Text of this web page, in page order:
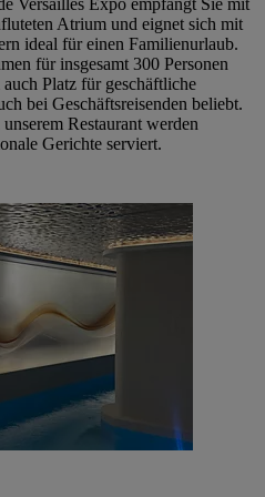
Atrium und eignet sich mit
ideal für einen Familienurlaub.
für insgesamt 300 Personen
Platz für geschäftliche
bei Geschäftsreisenden beliebt.
Restaurant werden
Gerichte serviert.